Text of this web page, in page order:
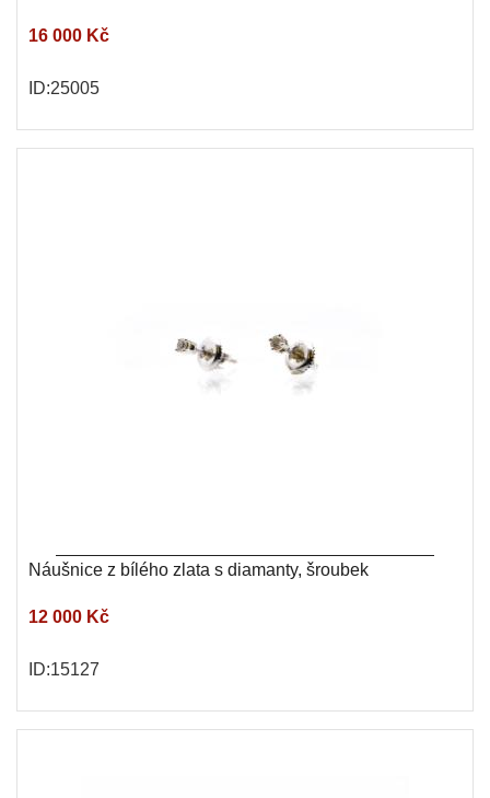
16 000 Kč
ID:25005
Náušnice z bílého zlata s diamanty, šroubek
12 000 Kč
ID:15127